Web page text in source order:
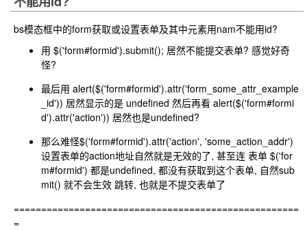
bs模态框中的form获取或设置表单及其中元素用nam不能用id?
用 $('form#formid').submit(); 居然不能提交表单? 感觉好奇
怪?
最后用 alert($('form#formid').attr('form_some_attr_example
_id')) 居然显示的是 undefined 然后再看 alert($('form#formi
d').attr('action')) 居然也是undefined?
那么难怪$('form#formid').attr('action', 'some_action_addr')
设置表单的action地址自然就是无效的了, 甚至连 表单 $('for
m#formid') 都是undefined, 都没有获取到这个表单, 自然sub
mit() 就不会生效 跳转, 也就是不提交表单了
====================================================
=